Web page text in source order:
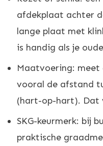
afdekplaat achter
lange plaat met
is handig als je
Maatvoering:
vooral de afstand
(hart-op-hart). Dat
SKG-keurmerk: bij
praktische